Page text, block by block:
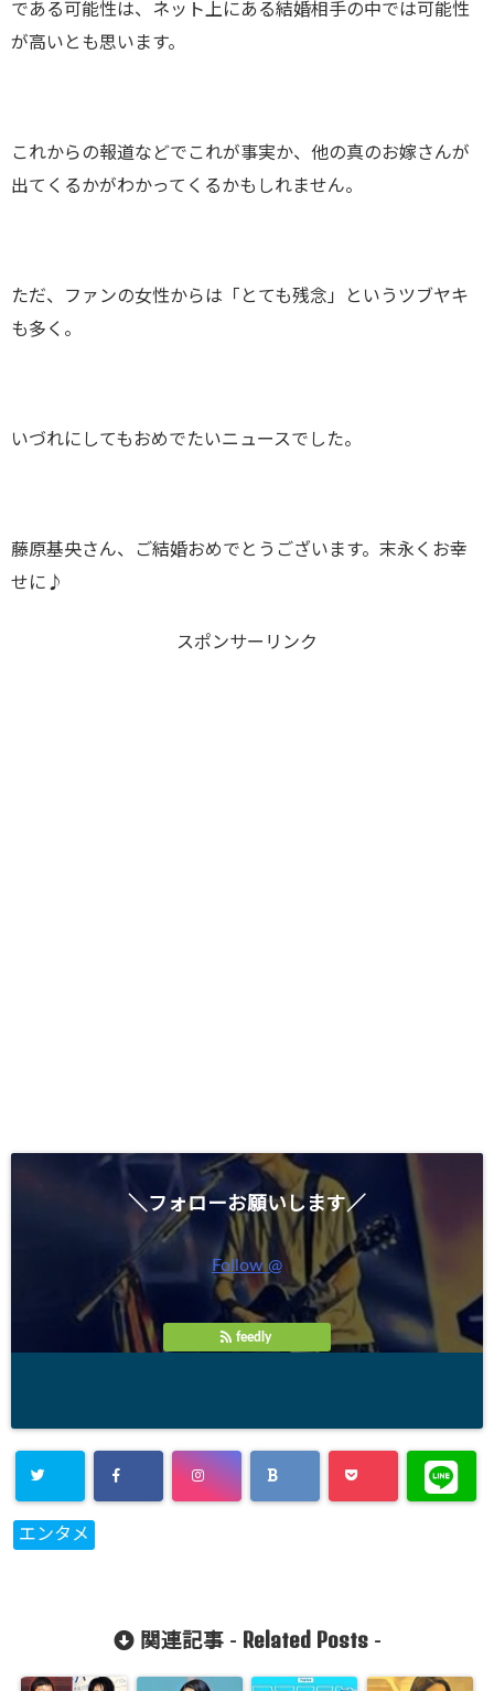
である可能性は、ネット上にある結婚相手の中では可能性
が高いとも思います。
これからの報道などでこれが事実か、他の真のお嫁さんが
出てくるかがわかってくるかもしれません。
ただ、ファンの女性からは「とても残念」というツブヤキ
も多く。
いづれにしてもおめでたいニュースでした。
藤原基央さん、ご結婚おめでとうございます。末永くお幸
せに♪
スポンサーリンク
＼フォローお願いします／
Follow @
feedly
エンタメ
関連記事 - Related Posts-